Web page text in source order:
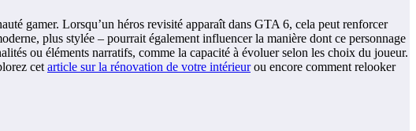
gamer. Lorsqu’un héros revisité apparaît dans GTA 6, cela peut renforcer
plus stylée – pourrait également influencer la manière dont ce personnage
ou éléments narratifs, comme la capacité à évoluer selon les choix du joueur.
cet article sur la rénovation de votre intérieurou encore comment relooker